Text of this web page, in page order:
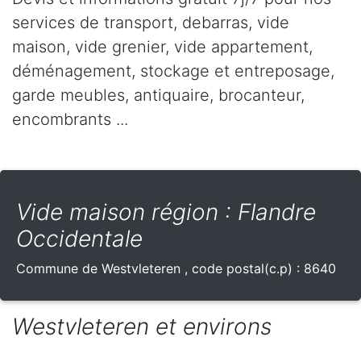
services de transport, debarras, vide
maison, vide grenier, vide appartement,
déménagement, stockage et entreposage,
garde meubles, antiquaire, brocanteur,
encombrants ...
Vide maison région : Flandre
Occidentale
Commune de Westvleteren , code postal(c.p) : 8640
Westvleteren et environs